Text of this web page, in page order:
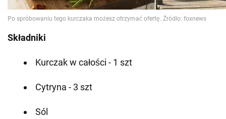
Składniki
Kurczak w całości - 1 szt
Cytryna - 3 szt
Sól